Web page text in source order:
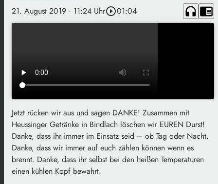
21. August 2019 · 11:24 Uhrplay_circle_outline01:04 headphones chrome_reader_mode
Jetzt rücken wir aus und sagen DANKE! Zusammen mit
Heussinger Getränke in Bindlach löschen wir EUREN Durst!
Danke, dass ihr immer im Einsatz seid – ob Tag oder Nacht.
Danke, dass wir immer auf euch zählen können wenn es
brennt. Danke, dass ihr selbst bei den heißen Temperaturen
einen kühlen Kopf bewahrt.